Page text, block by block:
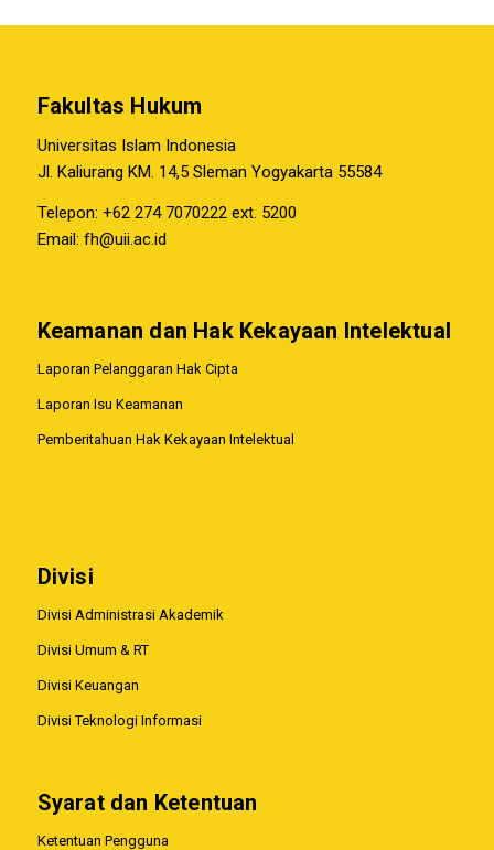
Fakultas Hukum
Universitas Islam Indonesia
Jl. Kaliurang KM. 14,5 Sleman Yogyakarta 55584
Telepon: +62 274 7070222 ext. 5200
Email: fh@uii.ac.id
Keamanan dan Hak Kekayaan Intelektual
Laporan Pelanggaran Hak Cipta
Laporan Isu Keamanan
Pemberitahuan Hak Kekayaan Intelektual
Divisi
Divisi Administrasi Akademik
Divisi Umum & RT
Divisi Keuangan
Divisi Teknologi Informasi
Syarat dan Ketentuan
Ketentuan Pengguna